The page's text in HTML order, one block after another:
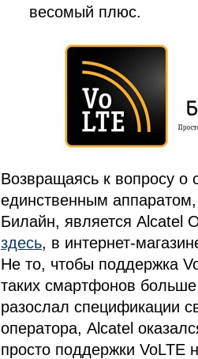
весомый плюс.
Возвращаясь к вопросу
единственным аппаратом,
Билайн, является Alcatel
здесь, в интернет-
Не то, чтобы поддержка
таких смартфонов
разослал спецификации
оператора, Alcatel
просто поддержки